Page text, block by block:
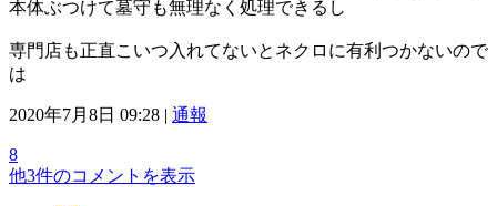
本体ぶつけて墓守も無理なく処理できるし
専門店も正直こいつ入れてないとネクロに有利つかないので
は
2020年7月8日 09:28 | 通報
8
他3件のコメントを表示